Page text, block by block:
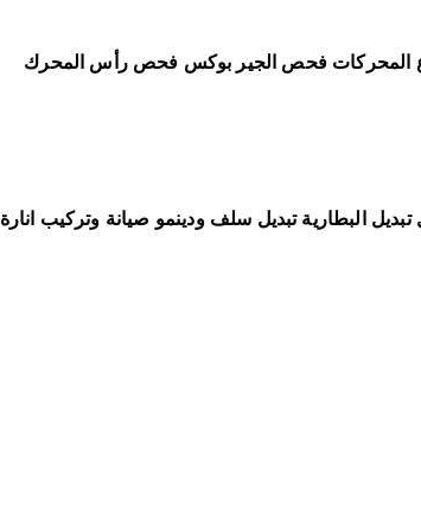
المحركات فحص الجير بوكس فحص رأس المحرك
البطارية تبديل سلف ودينمو صيانة وتركيب انارة